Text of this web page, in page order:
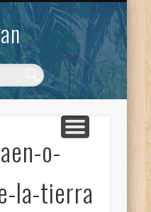
o-
la-tierra